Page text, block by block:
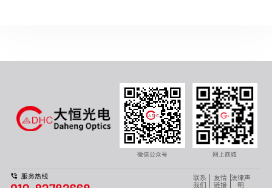
微信公众号 网上商城
联系
我们
友情
链接
法律声
明